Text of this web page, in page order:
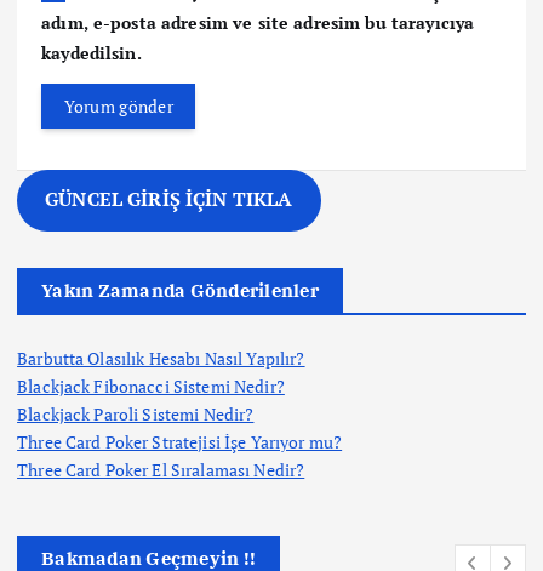
adım, e-posta adresim ve site adresim bu tarayıcıya
kaydedilsin.
GÜNCEL GİRİŞ İÇİN TIKLA
Yakın Zamanda Gönderilenler
Barbutta Olasılık Hesabı Nasıl Yapılır?
Blackjack Fibonacci Sistemi Nedir?
Blackjack Paroli Sistemi Nedir?
Three Card Poker Stratejisi İşe Yarıyor mu?
Three Card Poker El Sıralaması Nedir?
Bakmadan Geçmeyin !!